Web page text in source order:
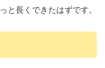
と長くできたはずです。